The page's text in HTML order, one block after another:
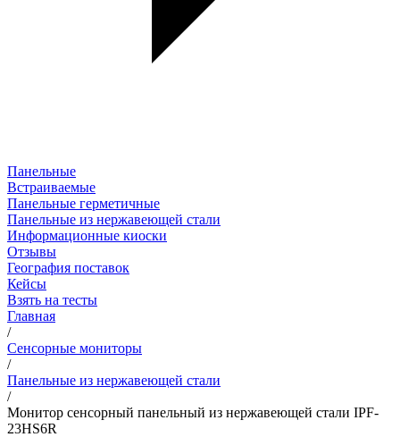
Панельные
Встраиваемые
Панельные герметичные
Панельные из нержавеющей стали
Информационные киоски
Отзывы
География поставок
Кейсы
Взять на тесты
Главная
/
Сенсорные мониторы
/
Панельные из нержавеющей стали
/
Монитор сенсорный панельный из нержавеющей стали IPF-
23HS6R